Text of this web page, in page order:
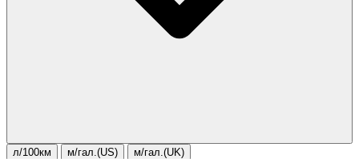
л/100км м/гал.(US) м/гал.(UK)